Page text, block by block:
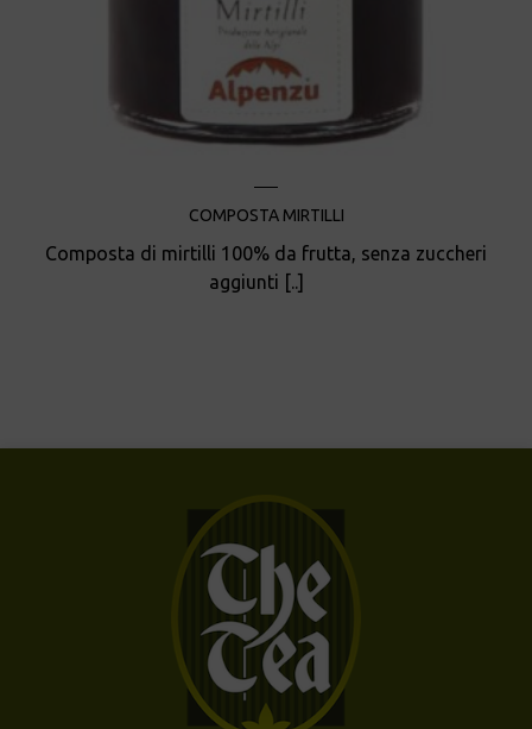
COMPOSTA MIRTILLI
Composta di mirtilli 100% da frutta, senza zuccheri
aggiunti [..]